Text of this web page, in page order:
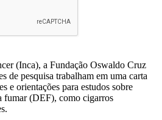
(Inca), a Fundação Oswaldo Cruz
de pesquisa trabalham em uma carta
e orientações para estudos sobre
fumar (DEF), como cigarros